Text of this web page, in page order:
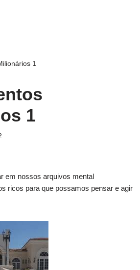
1
1
em nossos arquivos mental
ricos para que possamos pensar e agir